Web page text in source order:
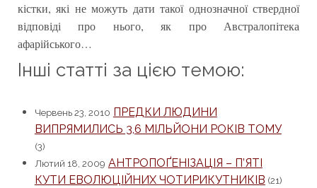
кістки, які не можуть дати такої однозначної ствердної
відповіді про нього, як про Австралопітека
афарійського…
Інші статті за цією темою:
Червень 23, 2010 ПРЕДКИ ЛЮДИНИ
ВИПРЯМИЛИСЬ 3,6 МІЛЬЙОНИ РОКІВ ТОМУ
(3)
Лютий 18, 2009 АНТРОПОҐЕНІЗАЦІЯ – П’ЯТІ
КУТИ ЕВОЛЮЦІЙНИХ ЧОТИРИКУТНИКІВ (21)